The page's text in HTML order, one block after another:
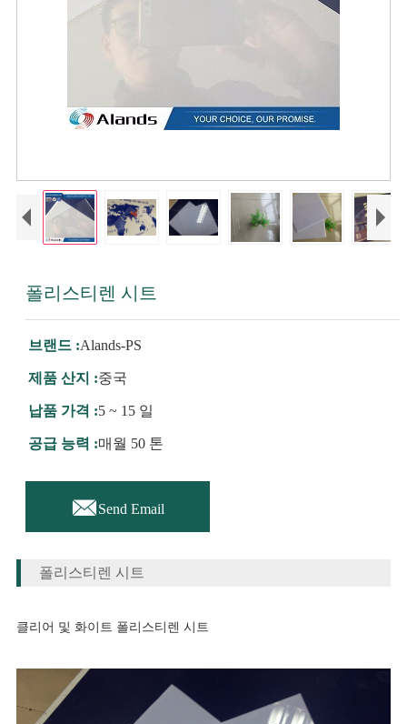
폴리스티렌 시트
브랜드 :Alands-PS
제품 산지 :중국
납품 가격 :5 ~ 15 일
공급 능력 :매월 50 톤
Send Email
폴리스티렌 시트
클리어 및 화이트 폴리스티렌 시트